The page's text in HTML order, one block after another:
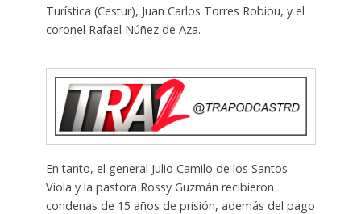
Turística (Cestur), Juan Carlos Torres Robiou, y el
coronel Rafael Núñez de Aza.
En tanto, el general Julio Camilo de los Santos
Viola y la pastora Rossy Guzmán recibieron
condenas de 15 años de prisión, además del pago